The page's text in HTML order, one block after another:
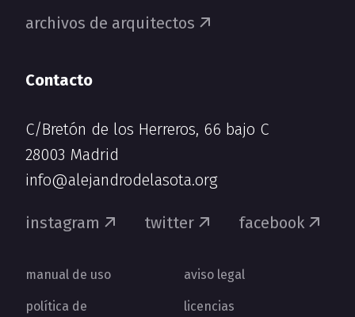
archivos de arquitectos
Contacto
C/Bretón de los Herreros, 66 bajo C
28003 Madrid
info@alejandrodelasota.org
instagram twitter facebook
manual de uso aviso legal
política de licencias